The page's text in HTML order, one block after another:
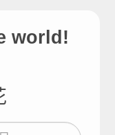
world!